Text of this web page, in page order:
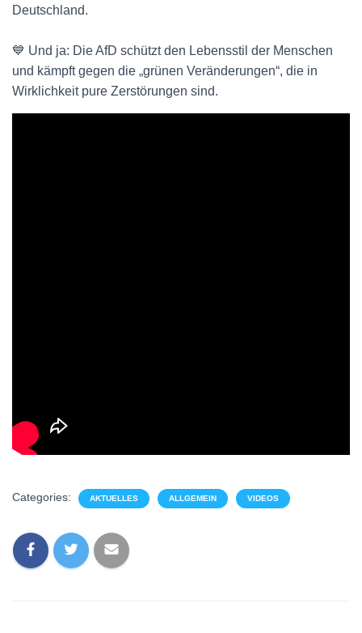
Deutschland.
💙 Und ja: Die AfD schützt den Lebensstil der Menschen
und kämpft gegen die „grünen Veränderungen“, die in
Wirklichkeit pure Zerstörungen sind.
Categories: AKTUELLES ALLGEMEIN VIDEOS